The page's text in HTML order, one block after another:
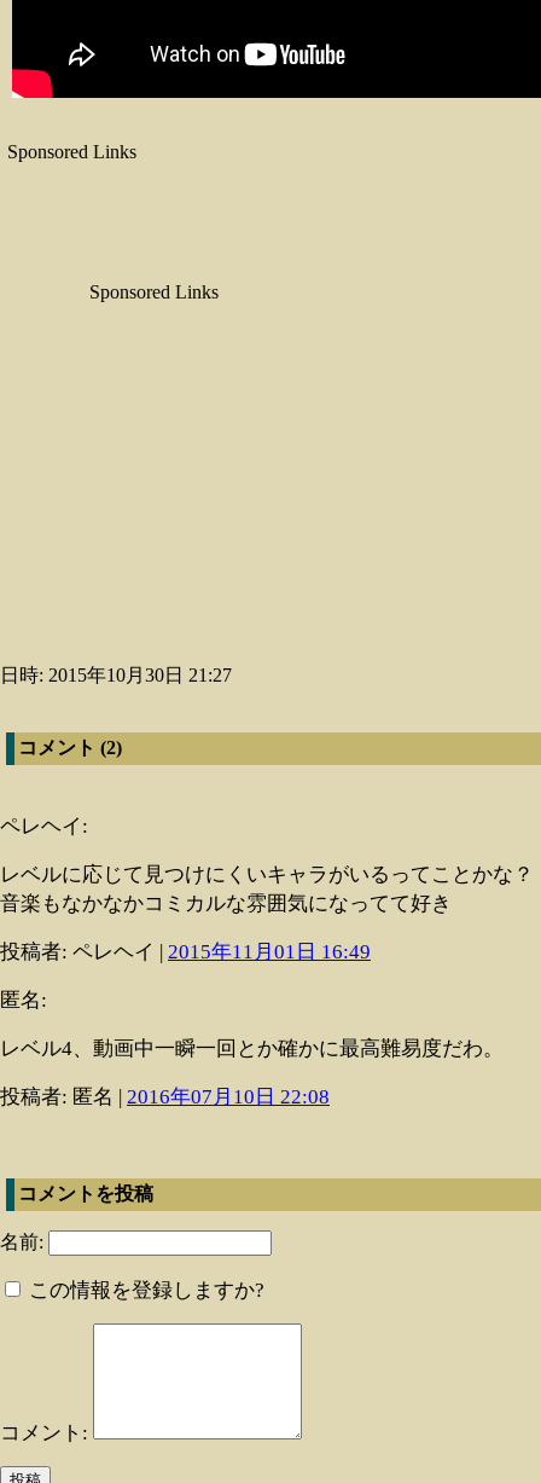
Sponsored Links
Sponsored Links
日時: 2015年10月30日 21:27
コメント (2)
ペレヘイ:
レベルに応じて見つけにくいキャラがいるってことかな？
音楽もなかなかコミカルな雰囲気になってて好き
投稿者: ペレヘイ | 2015年11月01日 16:49
匿名:
レベル4、動画中一瞬一回とか確かに最高難易度だわ。
投稿者: 匿名 | 2016年07月10日 22:08
コメントを投稿
名前:
この情報を登録しますか?
コメント: